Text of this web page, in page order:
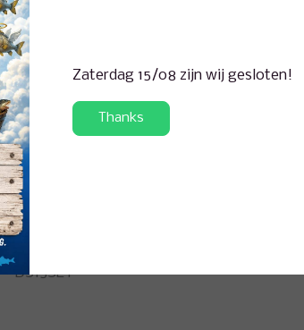
Het ontwerp van deze method voerkorf
de basis van de In-Line Method Feeder zijn de
en pellets geplaatst kan worden. Met de speciale
Method feeder gemaakt worden.De speciale
voer, pellets of een combinatie van beide. Door
een ideale methodfeeder gemaakt. In de
en haakaas. Hierdoor is de aasaanbieding
waardoor het eenvoudig is om een gevulde
Method Connector die door een lus in lus
een onderlijn is zelfs met natte of koude
DS15SET
Zaterdag 15/08 zijn wij gesloten!
Thanks